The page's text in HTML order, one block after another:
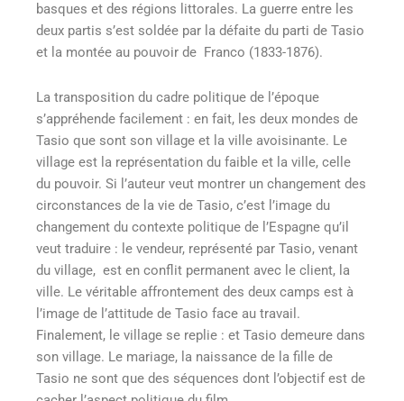
basques et des régions littorales. La guerre entre les
deux partis s’est soldée par la défaite du parti de Tasio
et la montée au pouvoir de Franco (1833-1876).
La transposition du cadre politique de l’époque
s’appréhende facilement : en fait, les deux mondes de
Tasio que sont son village et la ville avoisinante. Le
village est la représentation du faible et la ville, celle
du pouvoir. Si l’auteur veut montrer un changement des
circonstances de la vie de Tasio, c’est l’image du
changement du contexte politique de l’Espagne qu’il
veut traduire : le vendeur, représenté par Tasio, venant
du village, est en conflit permanent avec le client, la
ville. Le véritable affrontement des deux camps est à
l’image de l’attitude de Tasio face au travail.
Finalement, le village se replie : et Tasio demeure dans
son village. Le mariage, la naissance de la fille de
Tasio ne sont que des séquences dont l’objectif est de